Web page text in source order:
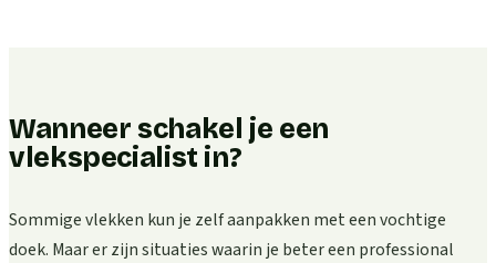
Wanneer schakel je een
vlekspecialist in?
Sommige vlekken kun je zelf aanpakken met een vochtige
doek. Maar er zijn situaties waarin je beter een professional